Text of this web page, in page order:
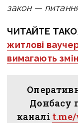
закон —
ЧИТАЙТЕ
житлові
вимагають змін
Донбасу
каналі